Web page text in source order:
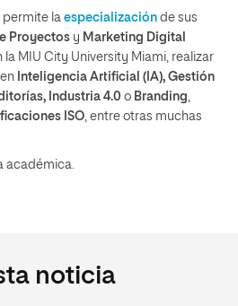
permite la especialización de sus
Proyectos y Marketing Digital
MIU City University Miami, realizar
Inteligencia Artificial (IA), Gestión
Industria 4.0 o Branding,
ISO, entre otras muchas
académica.
noticia